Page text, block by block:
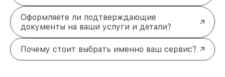
Оформляете ли подтверждающие
документы на ваши услуги и детали?
Почему стоит выбрать именно ваш сервис?